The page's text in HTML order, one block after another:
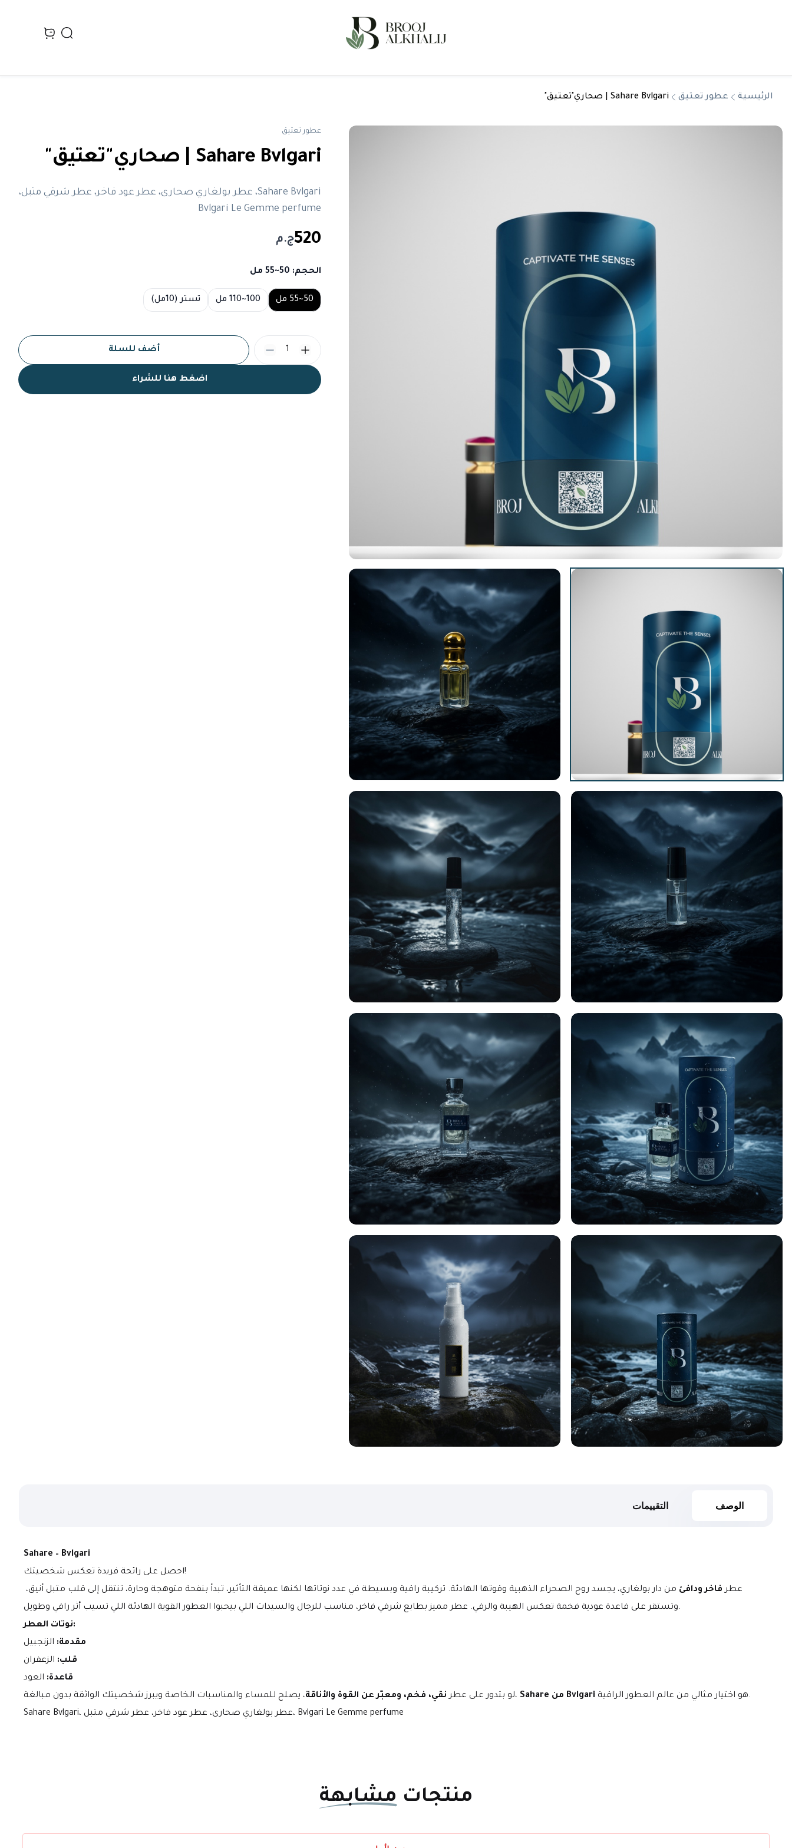
Search
view bag
الرئيسية عطور تعتيق Sahare Bvlgari | صحاري"تعتيق"
عطور تعتيق
Sahare Bvlgari | صحاري"تعتيق"
Sahare Bvlgari، عطر بولغاري صحارى، عطر عود فاخر، عطر شرقي متبل،
Bvlgari Le Gemme perfume
520ج.م
الحجم: 50~55 مل
Choose a size
50~55 مل 100~110 مل تستر (10مل)
اضغط هنا للشراء
أضف للسلة 1
الوصف التقييمات
Sahare – Bvlgari
احصل على رائحة فريدة تعكس شخصيتك!
عطر فاخر ودافئ
وتستقر على قاعدة عودية فخمة تعكس الهيبة والرقي. عطر مميز بطابع شرقي فاخر، مناسب للرجال والسيدات اللي بيحبوا العطور القوية الهادئة اللي تسيب أثر راقي وطويل.
نوتات العطر:
مقدمة: الزنجبيل
قلب: الزعفران
قاعدة: العود
لو بتدور على عطر نقي، فخم، ومعبّر عن القوة والأناقة ، يصلح للمساء والمناسبات الخاصة ويبرز شخصيتك الواثقة بدون مبالغة، Sahare من Bvlgari
هو اختيار مثالي من عالم العطور الراقية.
Sahare Bvlgari، عطر بولغاري صحارى، عطر عود فاخر، عطر شرقي متبل، Bvlgari Le Gemme perfume
منتجات مشابهة